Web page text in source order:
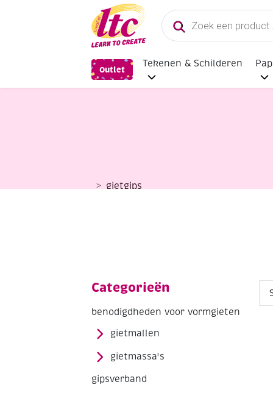
Producten
zoeken
Outlet
Tekenen & Schilderen
gietgips
Categorieën
benodigdheden voor vormgieten
gietmallen
gietmassa's
gipsverband